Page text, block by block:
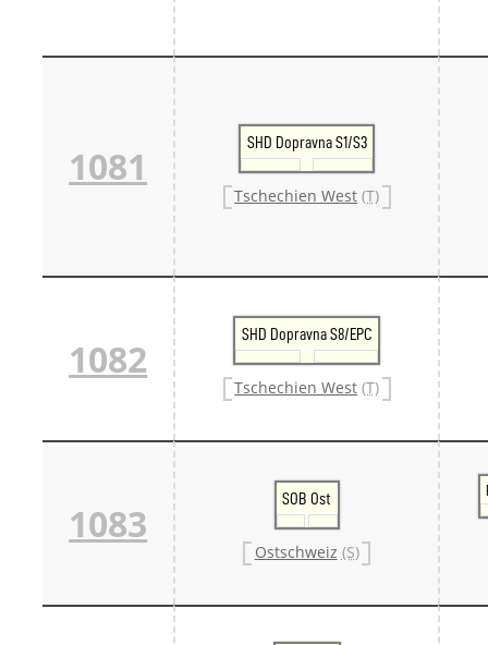
1081
SHD Dopravna S1/S3
Tschechien West (T)
1082
SHD Dopravna S8/EPC
Tschechien West (T)
1083
SOB Ost
Ostschweiz (S)